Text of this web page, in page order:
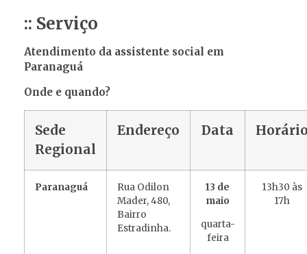
:: Serviço
Atendimento da assistente social em
Paranaguá
Onde e quando?
Sede
Regional
Endereço Data
Paranaguá
Rua Odilon
Mader, 480,
Bairro
Estradinha.
13 de
maio
quarta-
feira
13h30 às
17h